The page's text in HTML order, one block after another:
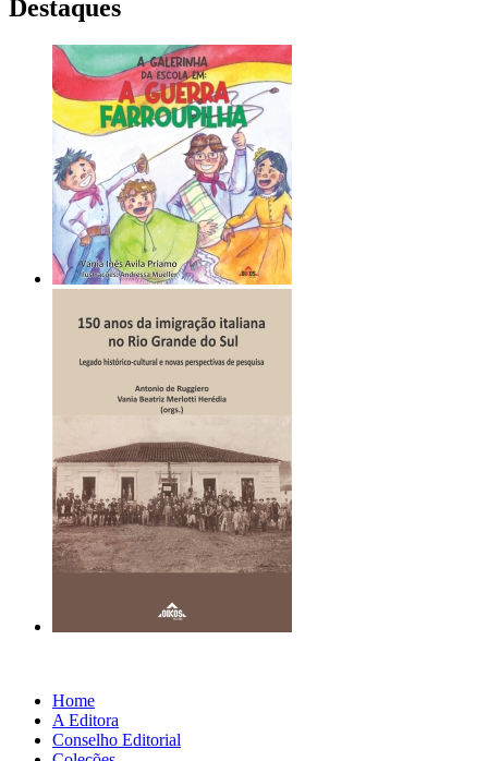
Destaques
Home
A Editora
Conselho Editorial